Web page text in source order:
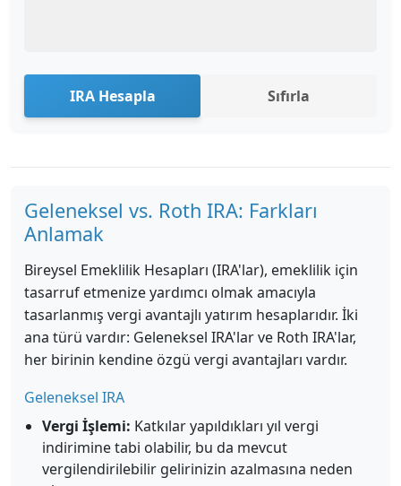
IRA Hesapla Sıfırla
Geleneksel vs. Roth IRA: Farkları
Anlamak
Bireysel Emeklilik Hesapları (IRA'lar), emeklilik için
tasarruf etmenize yardımcı olmak amacıyla
tasarlanmış vergi avantajlı yatırım hesaplarıdır. İki
ana türü vardır: Geleneksel IRA'lar ve Roth IRA'lar,
her birinin kendine özgü vergi avantajları vardır.
Geleneksel IRA
Vergi İşlemi: Katkılar yapıldıkları yıl vergi
indirimine tabi olabilir, bu da mevcut
vergilendirilebilir gelirinizin azalmasına neden